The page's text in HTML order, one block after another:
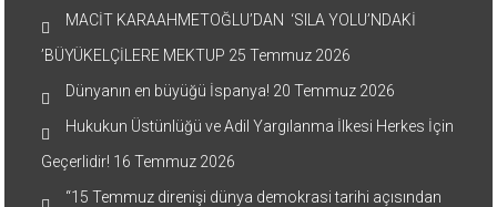
MACİT KARAAHMETOĞLU’DAN ‘SILA YOLU’NDAKİ
’BÜYÜKELÇİLERE MEKTUP 25 Temmuz 2026
Dünyanın en büyüğü İspanya! 20 Temmuz 2026
Hukukun Üstünlüğü ve Adil Yargılanma İlkesi Herkes İçin
Geçerlidir! 16 Temmuz 2026
“15 Temmuz direnişi dünya demokrasi tarihi açısından